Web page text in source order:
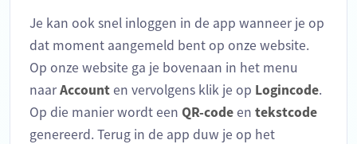
Je kan ook snel inloggen in de app wanneer je op
dat moment aangemeld bent op onze website.
Op onze website ga je bovenaan in het menu
naarAccounten vervolgens klik je op Logincode.
Op die manier wordt een QR-codeen tekstcode
genereerd. Terug in de app duw je op het